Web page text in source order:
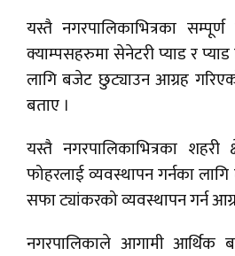
यस्तै नगरपालिकाभित्रका
क्याम्पसहरुमा सेनेटरी प्याड र प्याड
लागि बजेट छुट्याउन आग्रह
बताए ।
यस्तै नगरपालिकाभित्रका शहरी
फोहरलाई व्यवस्थापन गर्नका
सफा ट्यांकरको व्यवस्थापन गर्न
नगरपालिकाले आगामी आर्थिक